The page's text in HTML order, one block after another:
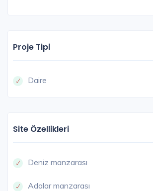
Proje Tipi
Daire
Site Özellikleri
Deniz manzarası
Adalar manzarası